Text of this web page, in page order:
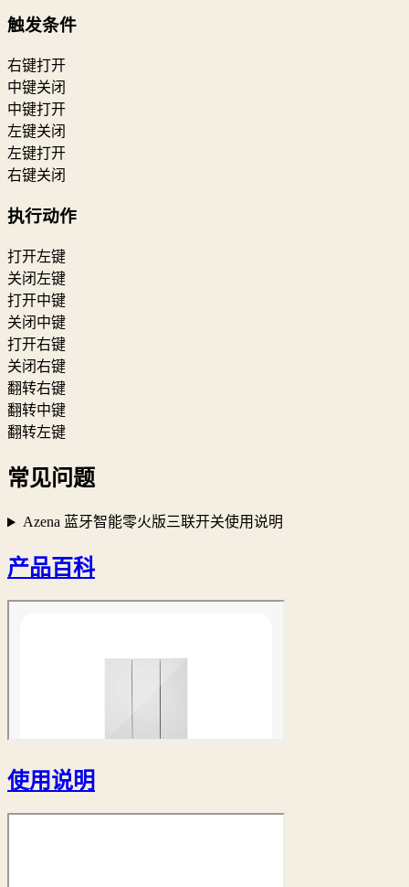
触发条件
右键打开
中键关闭
中键打开
左键关闭
左键打开
右键关闭
执行动作
打开左键
关闭左键
打开中键
关闭中键
打开右键
关闭右键
翻转右键
翻转中键
翻转左键
常见问题
Azena 蓝牙智能零火版三联开关使用说明
产品百科
使用说明